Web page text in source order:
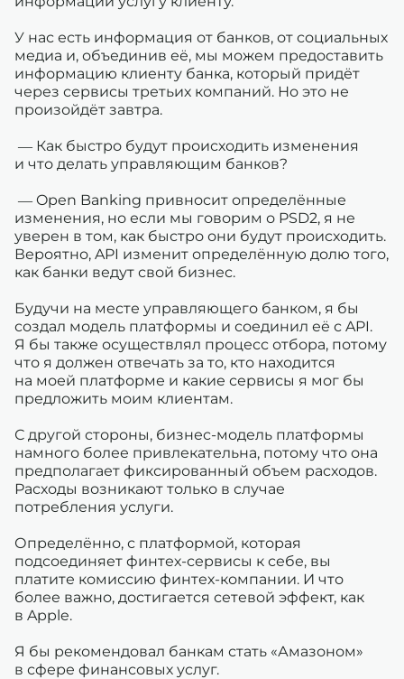
У нас есть информация от банков, от социальных
медиа и, объединив её, мы можем предоставить
информацию клиенту банка, который придёт
через сервисы третьих компаний. Но это не
произойдёт завтра.
— Как быстро будут происходить изменения
и что делать управляющим банков?
— Open Banking привносит определённые
изменения, но если мы говорим о PSD2, я не
уверен в том, как быстро они будут происходить.
Вероятно, API изменит определённую долю того,
как банки ведут свой бизнес.
Будучи на месте управляющего банком, я бы
создал модель платформы и соединил её с API.
Я бы также осуществлял процесс отбора, потому
что я должен отвечать за то, кто находится
на моей платформе и какие сервисы я мог бы
предложить моим клиентам.
С другой стороны, бизнес-модель платформы
намного более привлекательна, потому что она
предполагает фиксированный объем расходов.
Расходы возникают только в случае
потребления услуги.
Определённо, с платформой, которая
подсоединяет финтех-сервисы к себе, вы
платите комиссию финтех-компании. И что
более важно, достигается сетевой эффект, как
в Apple.
Я бы рекомендовал банкам стать «Амазоном»
в сфере финансовых услуг.